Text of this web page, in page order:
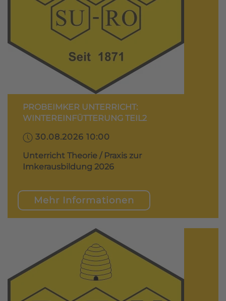
PROBEIMKER UNTERRICHT:
WINTEREINFÜTTERUNG TEIL2
30.08.2026 10:00
Unterricht Theorie / Praxis zur
Imkerausbildung 2026
Mehr Informationen